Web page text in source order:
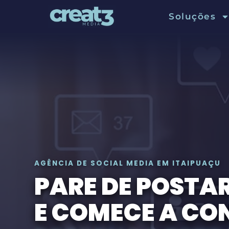
Soluções
Agência de
AGÊNCIA DE SOCIAL MEDIA EM ITAIPUAÇU
PARE DE
E COMECE A